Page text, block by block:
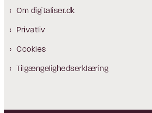
Om digitaliser.dk
Privatliv
Cookies
Tilgængelighedserklæring